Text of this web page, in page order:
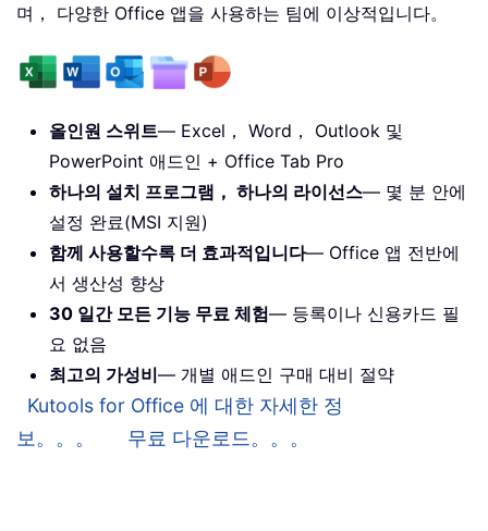
며， 다양한 Office 앱을 사용하는 팀에 이상적입니다。
올인원 스위트— Excel， Word， Outlook 및
PowerPoint 애드인 + Office Tab Pro
하나의 설치 프로그램， 하나의 라이선스— 몇 분 안에
설정 완료(MSI 지원)
함께 사용할수록 더 효과적입니다— Office 앱 전반에
서 생산성 향상
30 일간 모든 기능 무료 체험— 등록이나 신용카드 필
요 없음
최고의 가성비— 개별 애드인 구매 대비 절약
Kutools for Office 에 대한 자세한 정
보。。。
무료 다운로드。。。